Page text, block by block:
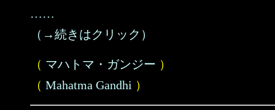
……
（→続きはクリック）
（ マハトマ・ガンジー ）
（ Mahatma Gandhi ）